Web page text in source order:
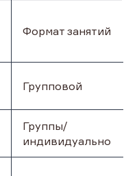
Формат занятий
Групповой
Группы/
индивидуально